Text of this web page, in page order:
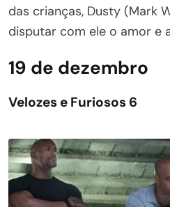
das crianças, Dusty (Mark
disputar com ele o amor e
19 de dezembro
Velozes e Furiosos 6